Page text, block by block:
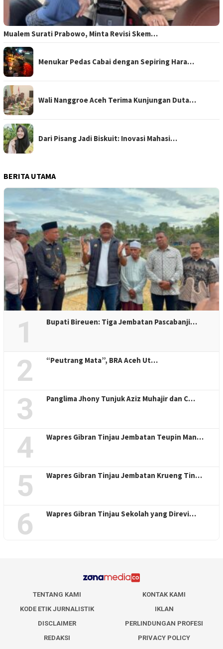
Mualem Surati Prabowo, Minta Revisi Skem…
Menukar Pedas Cabai dengan Sepiring Hara…
Wali Nanggroe Aceh Terima Kunjungan Duta…
Dari Pisang Jadi Biskuit: Inovasi Mahasi…
BERITA UTAMA
1 Bupati Bireuen: Tiga Jembatan Pascabanji…
2 “Peutrang Mata”, BRA Aceh Ut…
3 Panglima Jhony Tunjuk Aziz Muhajir dan C…
4 Wapres Gibran Tinjau Jembatan Teupin Man…
5 Wapres Gibran Tinjau Jembatan Krueng Tin…
6 Wapres Gibran Tinjau Sekolah yang Direvi…
TENTANG KAMI
KONTAK KAMI
KODE ETIK JURNALISTIK
IKLAN
DISCLAIMER
PERLINDUNGAN PROFESI
REDAKSI
PRIVACY POLICY